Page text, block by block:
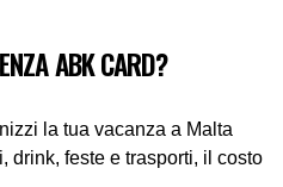
ABK CARD?
la tua vacanza a Malta
drink, feste e trasporti, il costo